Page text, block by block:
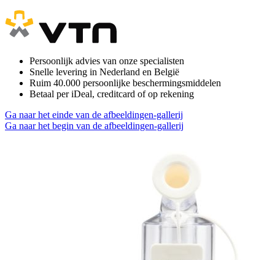
Persoonlijk advies van onze specialisten
Snelle levering in Nederland en België
Ruim 40.000 persoonlijke beschermingsmiddelen
Betaal per iDeal, creditcard of op rekening
Ga naar het einde van de afbeeldingen-gallerij
Ga naar het begin van de afbeeldingen-gallerij